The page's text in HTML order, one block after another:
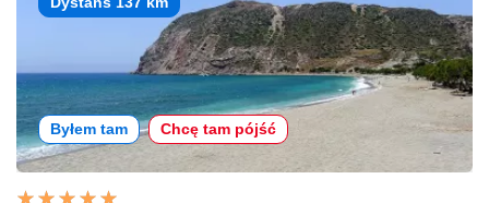
Byłem tam Chcę tam pójść